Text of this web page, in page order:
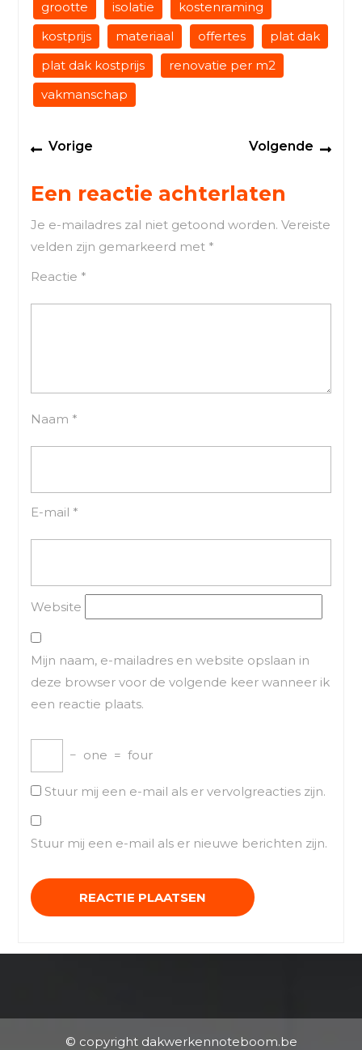
grootte
isolatie
kostenraming
kostprijs
materiaal offertes
plat dak
plat dak kostprijs
renovatie per m2
vakmanschap
Berichtnavigatie
Vorige Volgende
Een reactie achterlaten
Je e-mailadres zal niet getoond worden. Vereiste
velden zijn gemarkeerd met *
Reactie *
Naam *
E-mail *
Website
Mijn naam, e-mailadres en website opslaan in
deze browser voor de volgende keer wanneer ik
een reactie plaats.
− one = four
Stuur mij een e-mail als er vervolgreacties zijn.
Stuur mij een e-mail als er nieuwe berichten zijn.
© copyright dakwerkennoteboom.be